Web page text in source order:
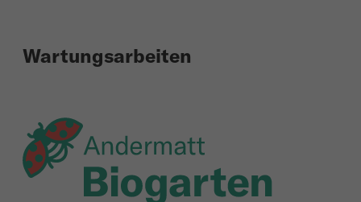
Wartungsarbeiten